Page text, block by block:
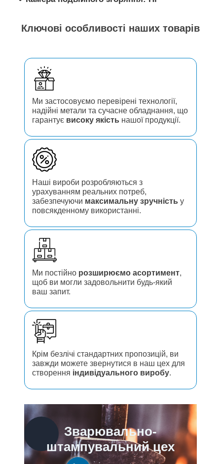
Ключові особливості наших товарів
Ми застосовуємо перевірені технології,
надійні метали та сучасне обладнання, що
гарантує високу якість нашої продукції.
Наші вироби розробляються з
урахуванням реальних потреб,
забезпечуючи максимальну зручність у
повсякденному використанні.
Ми постійно розширюємо асортимент,
щоб ви могли задовольнити будь-який
ваш запит.
Крім безлічі стандартних пропозицій, ви
завжди можете звернутися в наш цех для
створення індивідуального виробу.
Зварювально-
штампувальний цех